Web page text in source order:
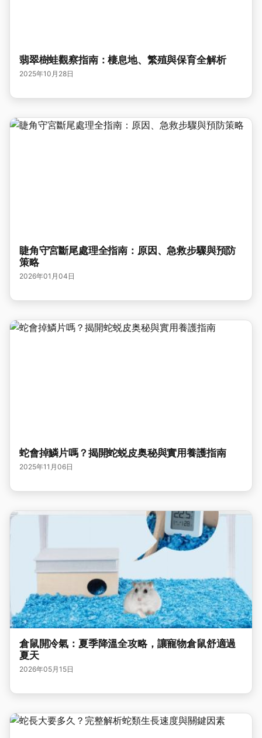
翡翠樹蛙觀察指南：棲息地、繁殖與保育全解析
2025年10月28日
睫角守宮斷尾處理全指南：原因、急救步驟與預防
策略
2026年01月04日
蛇會掉鱗片嗎？揭開蛇蜕皮奥秘與實用養護指南
2025年11月06日
倉鼠開冷氣：夏季降溫全攻略，讓寵物倉鼠舒適過
夏天
2026年05月15日